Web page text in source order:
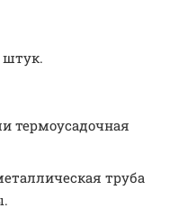
штук.
термоусадочная
труба